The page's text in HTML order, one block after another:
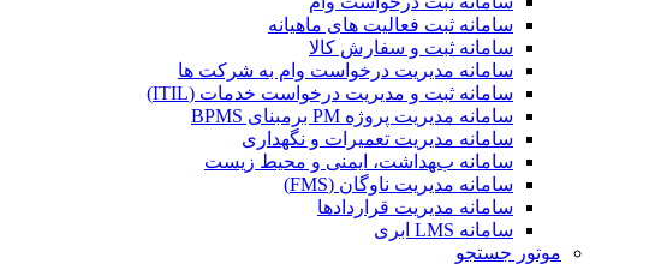
سامانه ثبت فعالیت های ماهیانه
سامانه ثبت و سفارش کالا
سامانه مدیریت درخواست وام به شرکت ها
سامانه ثبت و مدیریت درخواست خدمات (ITIL)
سامانه مدیریت پروژه PM برمبنای BPMS
سامانه مدیریت تعمیرات و نگهداری
سامانه بهداشت، ایمنی و محیط زیست
سامانه مدیریت ناوگان (FMS)
سامانه مدیریت قراردادها
سامانه LMS ابری
موتور جستجو